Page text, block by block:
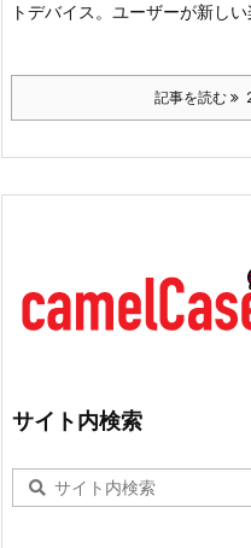
トデバイス。ユーザーが新し
記事を読む
サイト内検索